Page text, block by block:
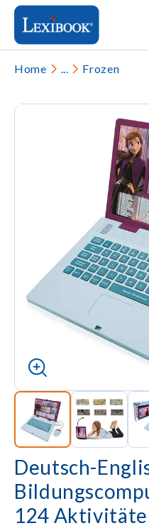
Home ... Frozen
Deutsch-
124